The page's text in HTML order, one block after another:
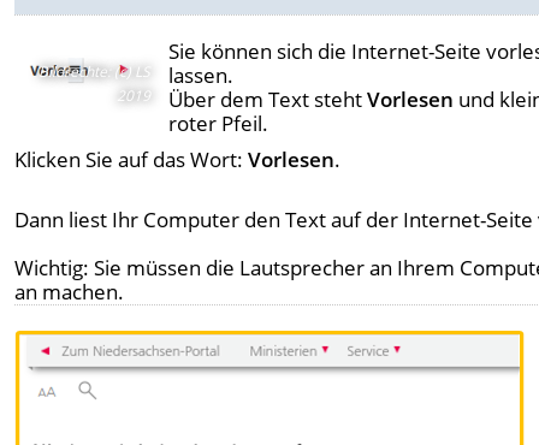
Bildrechte (c) LS
2019
Sie können sich die Internet-Seite
lassen.
Über dem Text stehtVorlesen und
roter Pfeil.
Klicken Sie auf das Wort:Vorlesen.
Dann liest Ihr Computer den Text auf der Internet-
Wichtig: Sie müssen die Lautsprecher an Ihrem
an machen.